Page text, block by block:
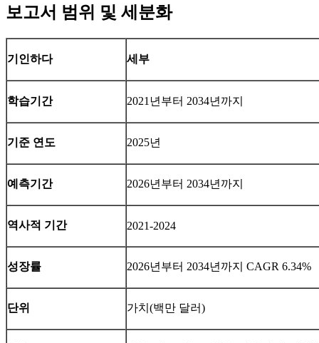
보고서 범위 및 세분화
기인하다 세부
학습기간 2021년부터 2034년까지
기준 연도 2025년
예측기간 2026년부터 2034년까지
역사적 기간 2021-2024
성장률 2026년부터 2034년까지 CAGR 6.34%
단위 가치(백만 달러)